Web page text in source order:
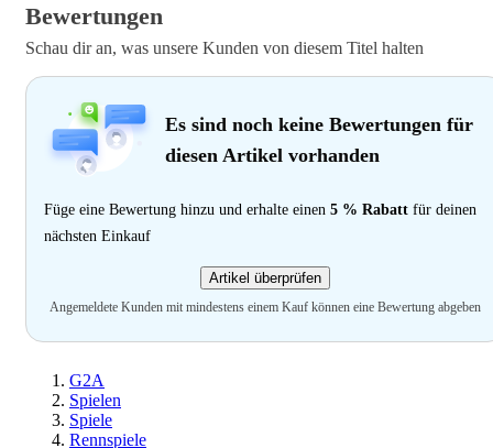
Bewertungen
Schau dir an, was unsere Kunden von diesem Titel halten
Es sind noch keine Bewertungen für
diesen Artikel vorhanden
Füge eine Bewertung hinzu und erhalte einen 5 % Rabatt für deinen
nächsten Einkauf
Artikel überprüfen
Angemeldete Kunden mit mindestens einem Kauf können eine Bewertung abgeben
G2A
Spielen
Spiele
Rennspiele